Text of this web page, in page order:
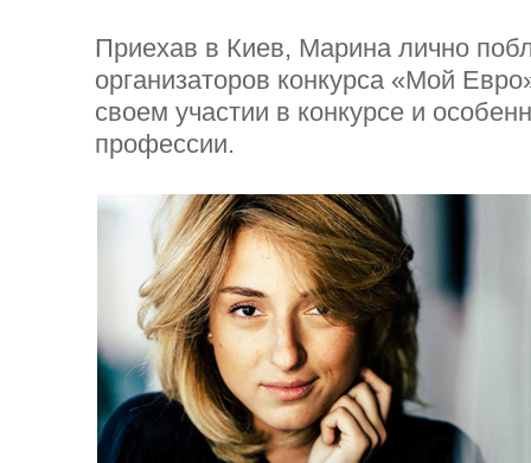
Приехав в Киев, Марина лично
организаторов конкурса «Мой
своем участии в конкурсе и
профессии.